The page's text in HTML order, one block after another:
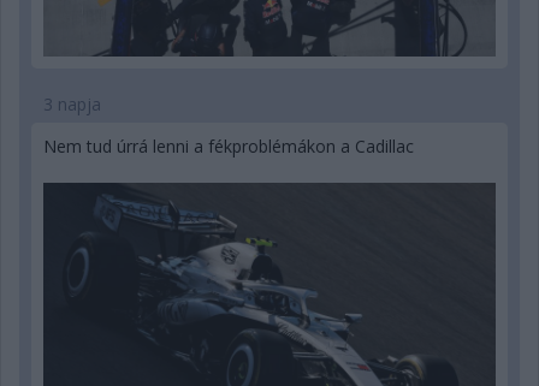
3 napja
Nem tud úrrá lenni a fékproblémákon a Cadillac